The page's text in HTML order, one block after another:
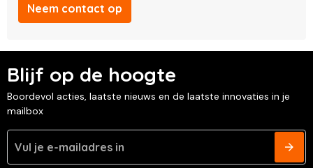
Neem contact op
Blijf op de hoogte
Boordevol acties, laatste nieuws en de laatste innovaties in je
mailbox